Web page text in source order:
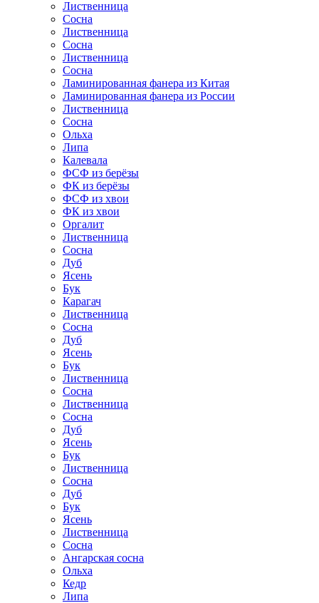
Лиственница
Сосна
Лиственница
Сосна
Лиственница
Сосна
Ламинированная фанера из Китая
Ламинированная фанера из России
Лиственница
Сосна
Ольха
Липа
Калевала
ФСФ из берёзы
ФК из берёзы
ФСФ из хвои
ФК из хвои
Оргалит
Лиственница
Сосна
Дуб
Ясень
Бук
Карагач
Лиственница
Сосна
Дуб
Ясень
Бук
Лиственница
Сосна
Лиственница
Сосна
Дуб
Ясень
Бук
Лиственница
Сосна
Дуб
Бук
Ясень
Лиственница
Сосна
Ангарская сосна
Ольха
Кедр
Липа